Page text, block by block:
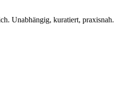
Unabhängig, kuratiert, praxisnah.